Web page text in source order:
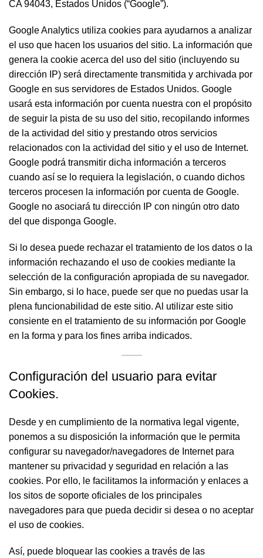
CA 94043, Estados Unidos (“Google”).
Google Analytics utiliza cookies para ayudarnos a analizar
el uso que hacen los usuarios del sitio. La información que
genera la cookie acerca del uso del sitio (incluyendo su
dirección IP) será directamente transmitida y archivada por
Google en sus servidores de Estados Unidos. Google
usará esta información por cuenta nuestra con el propósito
de seguir la pista de su uso del sitio, recopilando informes
de la actividad del sitio y prestando otros servicios
relacionados con la actividad del sitio y el uso de Internet.
Google podrá transmitir dicha información a terceros
cuando así se lo requiera la legislación, o cuando dichos
terceros procesen la información por cuenta de Google.
Google no asociará tu dirección IP con ningún otro dato
del que disponga Google.
Si lo desea puede rechazar el tratamiento de los datos o la
información rechazando el uso de cookies mediante la
selección de la configuración apropiada de su navegador.
Sin embargo, si lo hace, puede ser que no puedas usar la
plena funcionabilidad de este sitio. Al utilizar este sitio
consiente en el tratamiento de su información por Google
en la forma y para los fines arriba indicados.
Configuración del usuario para evitar
Cookies.
Desde y en cumplimiento de la normativa legal vigente,
ponemos a su disposición la información que le permita
configurar su navegador/navegadores de Internet para
mantener su privacidad y seguridad en relación a las
cookies. Por ello, le facilitamos la información y enlaces a
los sitos de soporte oficiales de los principales
navegadores para que pueda decidir si desea o no aceptar
el uso de cookies.
Así, puede bloquear las cookies a través de las